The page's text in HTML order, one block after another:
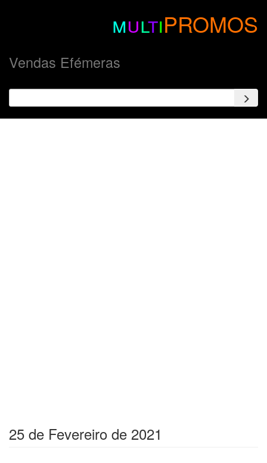
multiPROMOS
Vendas Efémeras
25 de Fevereiro de 2021